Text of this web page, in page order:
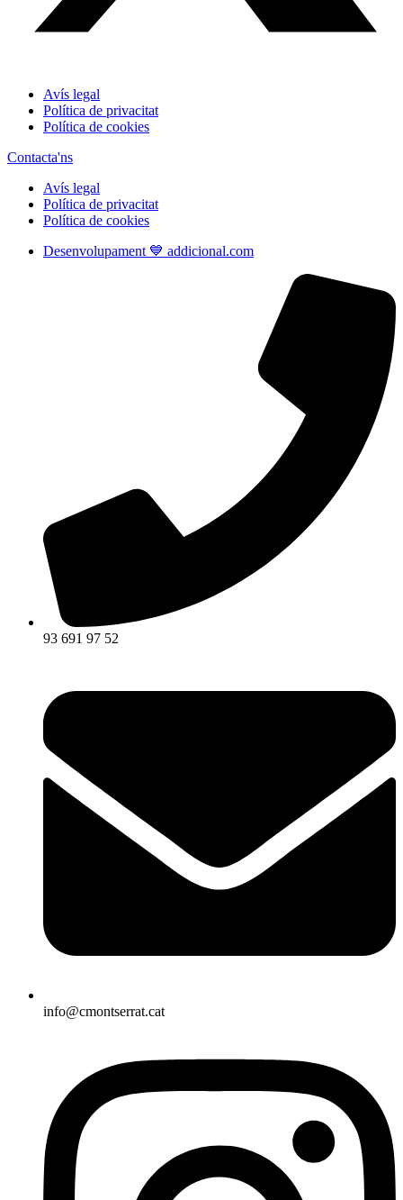
Avís legal
Política de privacitat
Política de cookies
Contacta'ns
Avís legal
Política de privacitat
Política de cookies
Desenvolupament 💙 addicional.com
93 691 97 52
info@cmontserrat.cat